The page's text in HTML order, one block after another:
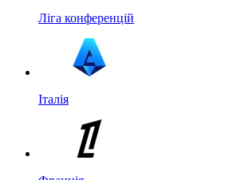
Ліга конференцій
Італія